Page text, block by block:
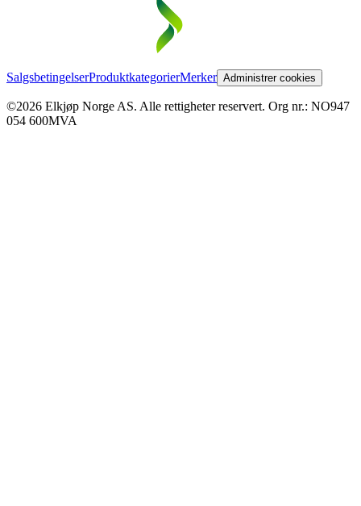
SalgsbetingelserProduktkategorierMerker Administrer cookies
©2026 Elkjøp Norge AS. Alle rettigheter reservert. Org nr.: NO947
054 600MVA